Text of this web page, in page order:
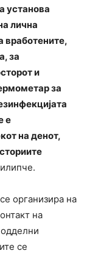
установа
лична
вработените,
за
и
за
е
на денот,
организира на
на
се